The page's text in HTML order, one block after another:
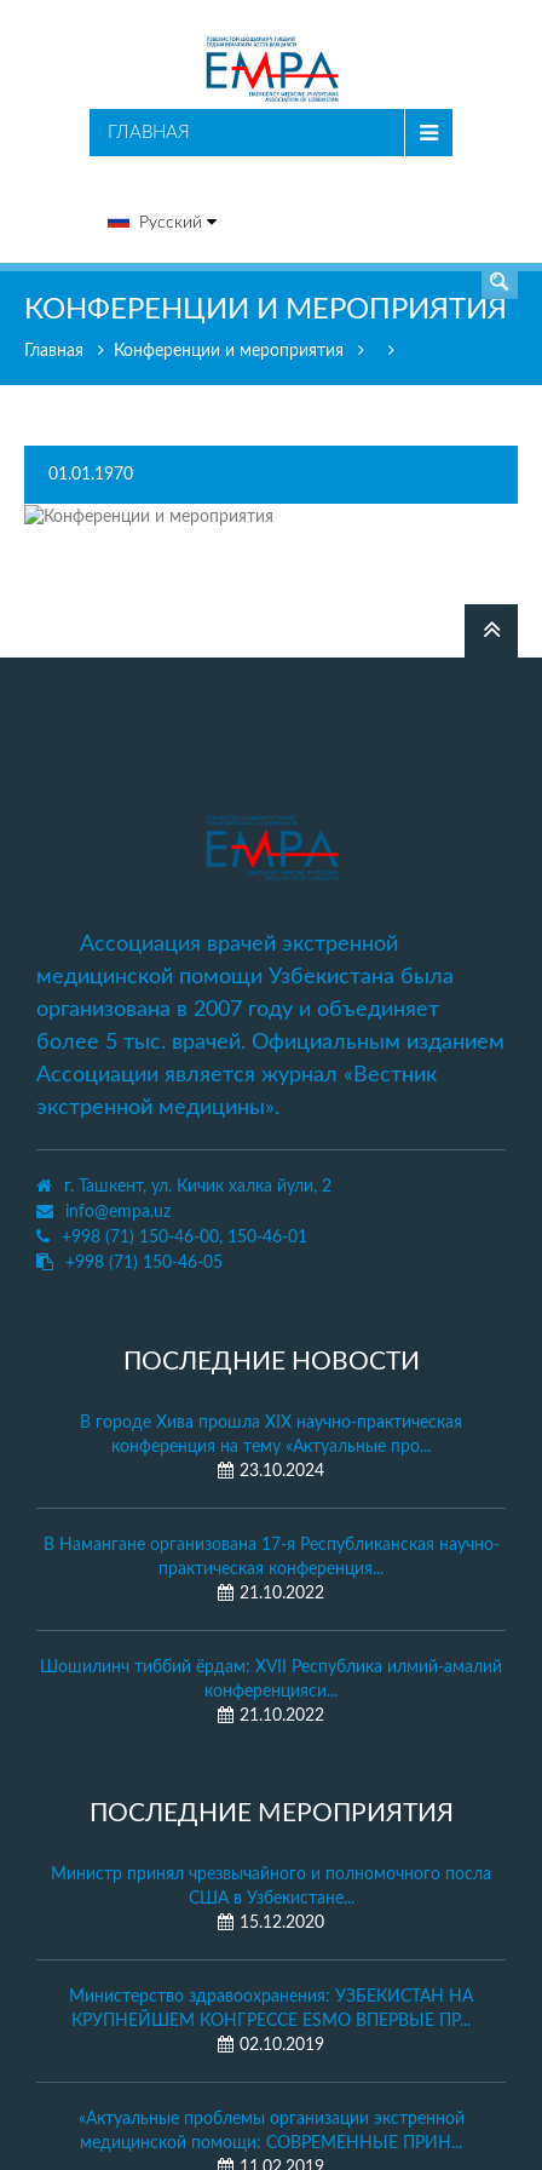
ГЛАВНАЯ
Русский
ПОИСК
КОНФЕРЕНЦИИ И МЕРОПРИЯТИЯ
Главная Конференции и мероприятия
01.01.1970
Ассоциация врачей экстренной
медицинской помощи Узбекистана была
организована в 2007 году и объединяет
более 5 тыс. врачей. Официальным изданием
Ассоциации является журнал «Вестник
экстренной медицины».
г. Ташкент, ул. Кичик халка йули, 2
info@empa.uz
+998 (71) 150-46-00, 150-46-01
+998 (71) 150-46-05
ПОСЛЕДНИЕ НОВОСТИ
В городе Хива прошла XIX научно-практическая
конференция на тему «Актуальные про...
23.10.2024
В Намангане организована 17-я Республиканская научно-
практическая конференция...
21.10.2022
Шошилинч тиббий ёрдам: XVII Республика илмий-амалий
конференцияси...
21.10.2022
ПОСЛЕДНИЕ МЕРОПРИЯТИЯ
Министр принял чрезвычайного и полномочного посла
США в Узбекистане...
15.12.2020
Министерство здравоохранения: УЗБЕКИСТАН НА
КРУПНЕЙШЕМ КОНГРЕССЕ ESMO ВПЕРВЫЕ ПР...
02.10.2019
«Актуальные проблемы организации экстренной
медицинской помощи: СОВРЕМЕННЫЕ ПРИН...